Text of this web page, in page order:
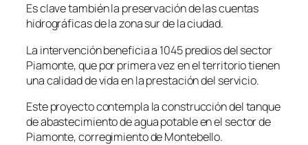
Es clave también la preservación de las cuentas
hidrográficas de la zona sur de la ciudad.
La intervención beneficia a 1045 predios del sector
Piamonte, que por primera vez en el territorio tienen
una calidad de vida en la prestación del servicio.
Este proyecto contempla la construcción del tanque
de abastecimiento de agua potable en el sector de
Piamonte, corregimiento de Montebello.